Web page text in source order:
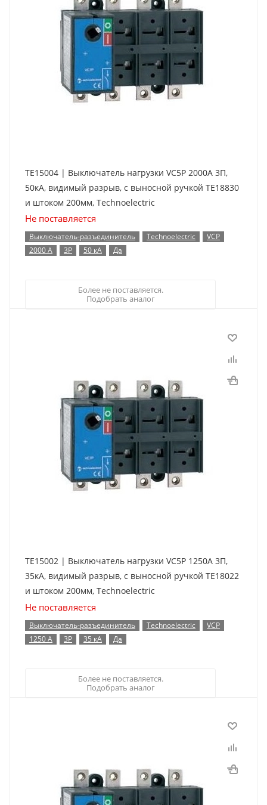
TE15004 | Выключатель нагрузки VC5P 2000А 3П,
50кА, видимый разрыв, с выносной ручкой TE18830
и штоком 200мм, Technoelectric
Не поставляется
Выключатель-разъединитель Technoelectric
VCP
2000 А
3P 50 кА Да
Более не поставляется.
Подобрать аналог
TE15002 | Выключатель нагрузки VC5P 1250А 3П,
35кА, видимый разрыв, с выносной ручкой TE18022
и штоком 200мм, Technoelectric
Не поставляется
Выключатель-разъединитель Technoelectric
VCP
1250 А
3P 35 кА Да
Более не поставляется.
Подобрать аналог